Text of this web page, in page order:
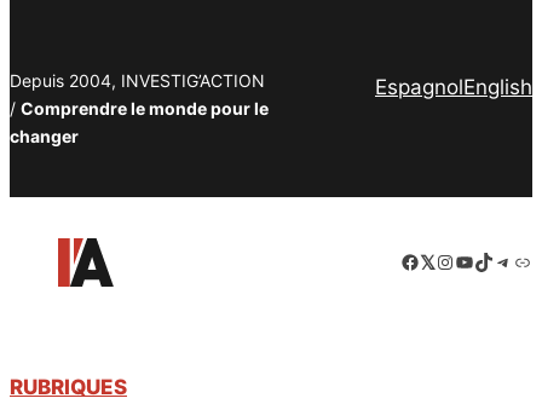
Depuis 2004, INVESTIG’ACTION
/ Comprendre le monde pour le
changer
EspagnolEnglish
Facebook
LinkedIn
Instagram
YouTube
TikTok
RUBRIQUES